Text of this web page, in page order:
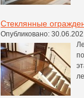
Стеклянные
Опубликовано: